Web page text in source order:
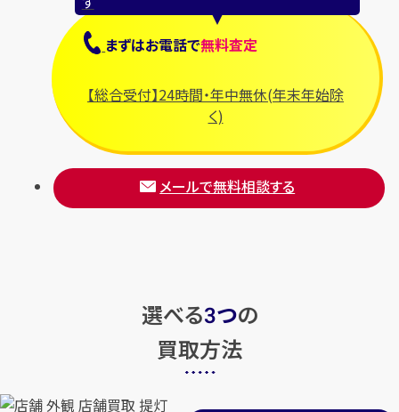
まずはお電話で無料査定
【総合受付】24時間・年中無休(年末年始除
く)
メールで無料相談する
選べる3つの
買取方法